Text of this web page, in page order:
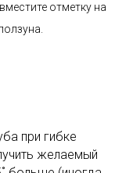
отметку на
при гибке
желаемый